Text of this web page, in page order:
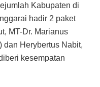
Kabupaten di
hadir 2 paket
MT-Dr. Marianus
dan Herybertus Nabit,
kesempatan